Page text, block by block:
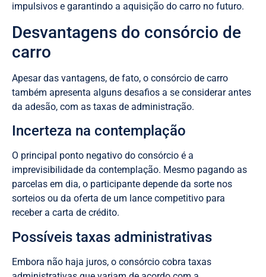
impulsivos e garantindo a aquisição do carro no futuro.
Desvantagens do consórcio de
carro
Apesar das vantagens, de fato, o consórcio de carro
também apresenta alguns desafios a se considerar antes
da adesão, com as taxas de administração.
Incerteza na contemplação
O principal ponto negativo do consórcio é a
imprevisibilidade da contemplação. Mesmo pagando as
parcelas em dia, o participante depende da sorte nos
sorteios ou da oferta de um lance competitivo para
receber a carta de crédito.
Possíveis taxas administrativas
Embora não haja juros, o consórcio cobra taxas